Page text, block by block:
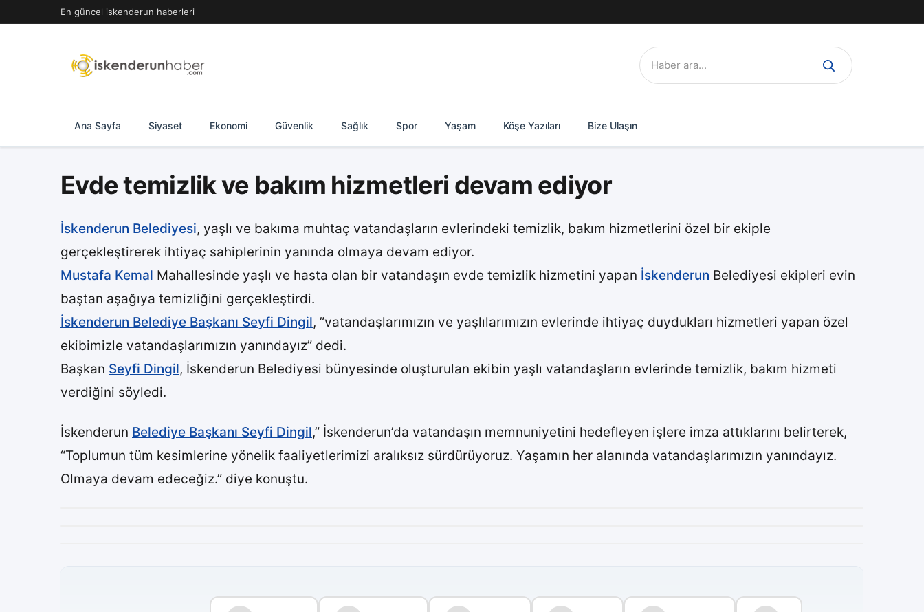
geç
En güncel iskenderun haberleri
Ara:
Ana Sayfa Siyaset Ekonomi Güvenlik Sağlık Spor Yaşam Köşe Yazıları Bize Ulaşın
Evde temizlik ve bakım hizmetleri devam ediyor
İskenderun Belediyesi, yaşlı ve bakıma muhtaç vatandaşların evlerindeki temizlik, bakım hizmetlerini özel bir ekiple
gerçekleştirerek ihtiyaç sahiplerinin yanında olmaya devam ediyor.
Mustafa Kemal Mahallesinde yaşlı ve hasta olan bir vatandaşın evde temizlik hizmetini yapan İskenderun Belediyesi ekipleri evin
baştan aşağıya temizliğini gerçekleştirdi.
İskenderun Belediye Başkanı Seyfi Dingil, ”vatandaşlarımızın ve yaşlılarımızın evlerinde ihtiyaç duydukları hizmetleri yapan özel
ekibimizle vatandaşlarımızın yanındayız” dedi.
Başkan Seyfi Dingil, İskenderun Belediyesi bünyesinde oluşturulan ekibin yaşlı vatandaşların evlerinde temizlik, bakım hizmeti
verdiğini söyledi.
İskenderun Belediye Başkanı Seyfi Dingil,” İskenderun’da vatandaşın memnuniyetini hedefleyen işlere imza attıklarını belirterek,
“Toplumun tüm kesimlerine yönelik faaliyetlerimizi aralıksız sürdürüyoruz. Yaşamın her alanında vatandaşlarımızın yanındayız.
Olmaya devam edeceğiz.” diye konuştu.